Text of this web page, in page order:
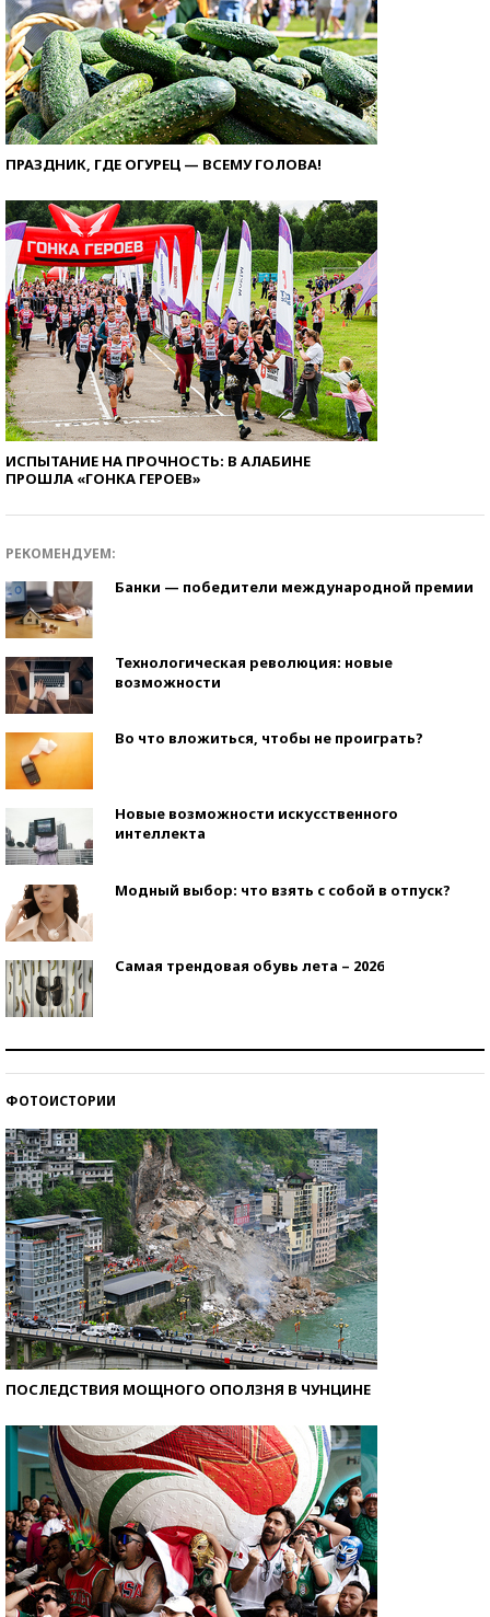
ПРАЗДНИК, ГДЕ ОГУРЕЦ — ВСЕМУ ГОЛОВА!
ИСПЫТАНИЕ НА ПРОЧНОСТЬ: В АЛАБИНЕ
ПРОШЛА «ГОНКА ГЕРОЕВ»
РЕКОМЕНДУЕМ:
Банки — победители международной премии
Технологическая революция: новые
возможности
Во что вложиться, чтобы не проиграть?
Новые возможности искусственного
интеллекта
Модный выбор: что взять с собой в отпуск?
Самая трендовая обувь лета – 2026
ФОТОИСТОРИИ
ПОСЛЕДСТВИЯ МОЩНОГО ОПОЛЗНЯ В ЧУНЦИНЕ